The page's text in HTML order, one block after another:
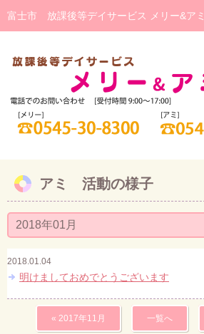
富士市 放課後等デイサービス メリー&アミ
メリー 活動の様子
アミ(重症心身障害児)
アミ 活動の様子
研修・相談
ご利用までの流れ
スタッフ紹介
アミ 活動の様子
2018年01月
2018.01.04
明けましておめでとうございます
« 2017年11月 一覧へ